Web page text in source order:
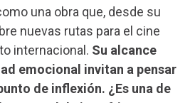
una obra que, desde su
nuevas rutas para el cine
internacional. Su alcance
emocional invitan a pensar
de inflexión. ¿Es una de